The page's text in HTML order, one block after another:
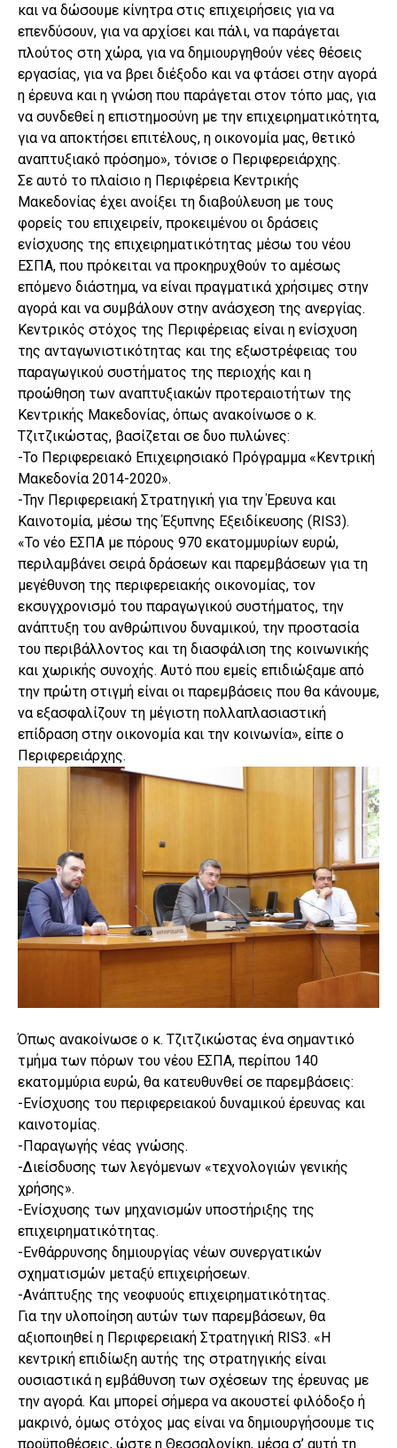
και να δώσουμε κίνητρα στις επιχειρήσεις για να
επενδύσουν, για να αρχίσει και πάλι, να παράγεται
πλούτος στη χώρα, για να δημιουργηθούν νέες θέσεις
εργασίας, για να βρει διέξοδο και να φτάσει στην αγορά
η έρευνα και η γνώση που παράγεται στον τόπο μας, για
να συνδεθεί η επιστημοσύνη με την επιχειρηματικότητα,
για να αποκτήσει επιτέλους, η οικονομία μας, θετικό
αναπτυξιακό πρόσημο», τόνισε ο Περιφερειάρχης.
Σε αυτό το πλαίσιο η Περιφέρεια Κεντρικής
Μακεδονίας έχει ανοίξει τη διαβούλευση με τους
φορείς του επιχειρείν, προκειμένου οι δράσεις
ενίσχυσης της επιχειρηματικότητας μέσω του νέου
ΕΣΠΑ, που πρόκειται να προκηρυχθούν το αμέσως
επόμενο διάστημα, να είναι πραγματικά χρήσιμες στην
αγορά και να συμβάλουν στην ανάσχεση της ανεργίας.
Κεντρικός στόχος της Περιφέρειας είναι η ενίσχυση
της ανταγωνιστικότητας και της εξωστρέφειας του
παραγωγικού συστήματος της περιοχής και η
προώθηση των αναπτυξιακών προτεραιοτήτων της
Κεντρικής Μακεδονίας, όπως ανακοίνωσε ο κ.
Τζιτζικώστας, βασίζεται σε δυο πυλώνες:
-Το Περιφερειακό Επιχειρησιακό Πρόγραμμα «Κεντρική
Μακεδονία 2014-2020».
-Την Περιφερειακή Στρατηγική για την Έρευνα και
Καινοτομία, μέσω της Έξυπνης Εξειδίκευσης (RIS3).
«Το νέο ΕΣΠΑ με πόρους 970 εκατομμυρίων ευρώ,
περιλαμβάνει σειρά δράσεων και παρεμβάσεων για τη
μεγέθυνση της περιφερειακής οικονομίας, τον
εκσυγχρονισμό του παραγωγικού συστήματος, την
ανάπτυξη του ανθρώπινου δυναμικού, την προστασία
του περιβάλλοντος και τη διασφάλιση της κοινωνικής
και χωρικής συνοχής. Αυτό που εμείς επιδιώξαμε από
την πρώτη στιγμή είναι οι παρεμβάσεις που θα κάνουμε,
να εξασφαλίζουν τη μέγιστη πολλαπλασιαστική
επίδραση στην οικονομία και την κοινωνία», είπε ο
Περιφερειάρχης.
Όπως ανακοίνωσε ο κ. Τζιτζικώστας ένα σημαντικό
τμήμα των πόρων του νέου ΕΣΠΑ, περίπου 140
εκατομμύρια ευρώ, θα κατευθυνθεί σε παρεμβάσεις:
-Ενίσχυσης του περιφερειακού δυναμικού έρευνας και
καινοτομίας.
-Παραγωγής νέας γνώσης.
-Διείσδυσης των λεγόμενων «τεχνολογιών γενικής
χρήσης».
-Ενίσχυσης των μηχανισμών υποστήριξης της
επιχειρηματικότητας.
-Ενθάρρυνσης δημιουργίας νέων συνεργατικών
σχηματισμών μεταξύ επιχειρήσεων.
-Ανάπτυξης της νεοφυούς επιχειρηματικότητας.
Για την υλοποίηση αυτών των παρεμβάσεων, θα
αξιοποιηθεί η Περιφερειακή Στρατηγική RIS3. «Η
κεντρική επιδίωξη αυτής της στρατηγικής είναι
ουσιαστικά η εμβάθυνση των σχέσεων της έρευνας με
την αγορά. Και μπορεί σήμερα να ακουστεί φιλόδοξο ή
μακρινό, όμως στόχος μας είναι να δημιουργήσουμε τις
προϋποθέσεις, ώστε η Θεσσαλονίκη, μέσα σ’ αυτή τη